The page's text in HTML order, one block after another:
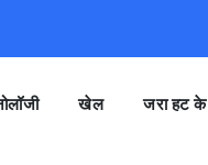
खेल जरा हट के